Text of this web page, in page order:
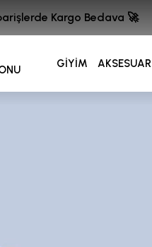
GİYİM AKSESUAR
Kargo Bedava 🚀